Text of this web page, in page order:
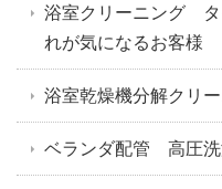
浴室クリーニング
れが気になるお客様
浴室乾燥機分解クリ
ベランダ配管 高圧